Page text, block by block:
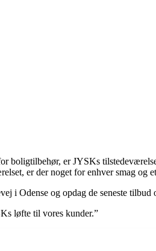
boligtilbehør, er JYSKs
er der noget for enhver smag og
i Odense og opdag de seneste
løfte til vores kunder.”